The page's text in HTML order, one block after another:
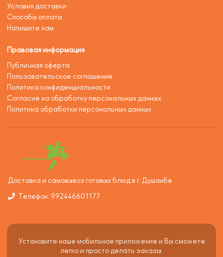
Условия доставки
Способы оплаты
Напишите нам
Правовая информация
Публичная оферта
Пользовательское соглашение
Политика конфиденциальности
Согласие на обработку персональных данных
Политика обработки персональных данных
Доставка и самовывоз готовых блюд в г. Душанбе
Телефон: 992446601177
Установите наше мобильное приложение и Вы сможете
легко и просто делать заказы.